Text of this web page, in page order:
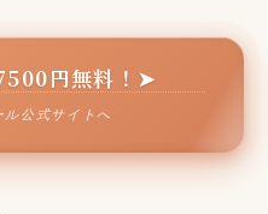
円無料！➤
ル公式サイトへ